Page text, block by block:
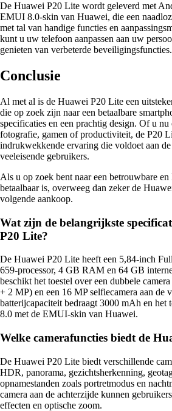
De Huawei P20 Lite wordt geleverd met
EMUI 8.0-skin van Huawei, die een
met tal van handige functies en
kunt u uw telefoon aanpassen aan uw
genieten van verbeterde beveiligingsfuncties.
Conclusie
Al met al is de Huawei P20 Lite een
die op zoek zijn naar een betaalbare
specificaties en een prachtig design. Of u nu
fotografie, gamen of productiviteit, de P20
indrukwekkende ervaring die voldoet aan
veeleisende gebruikers.
Als u op zoek bent naar een betrouwbare
betaalbaar is, overweeg dan zeker de
volgende aankoop.
Wat zijn de belangrijkste
P20 Lite?
De Huawei P20 Lite heeft een 5,84-inch
659-processor, 4 GB RAM en 64 GB
beschikt het toestel over een dubbele
+ 2 MP) en een 16 MP selfiecamera aan de
batterijcapaciteit bedraagt 3000 mAh en het
8.0 met de EMUI-skin van Huawei.
Welke camerafuncties biedt de
De Huawei P20 Lite biedt verschillende
HDR, panorama, gezichtsherkenning,
opnamestanden zoals portretmodus en
camera aan de achterzijde kunnen
effecten en optische zoom.